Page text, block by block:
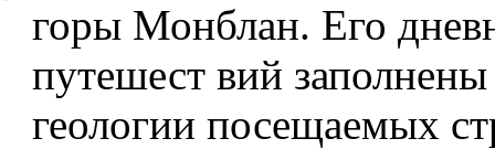
горы Монблан. Его
путешест­ вий
геологии посещаемых